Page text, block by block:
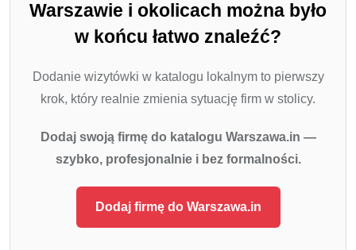
Warszawie i okolicach można było
w końcu łatwo znaleźć?
Dodanie wizytówki w katalogu lokalnym to pierwszy
krok, który realnie zmienia sytuację firm w stolicy.
Dodaj swoją firmę do katalogu Warszawa.in —
szybko, profesjonalnie i bez formalności.
Dodaj firmę do Warszawa.in